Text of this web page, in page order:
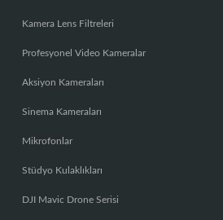
Kamera Lens Filtreleri
Profesyonel Video Kameralar
Aksiyon Kameraları
Sinema Kameraları
Mikrofonlar
Stüdyo Kulaklıkları
DJI Mavic Drone Serisi